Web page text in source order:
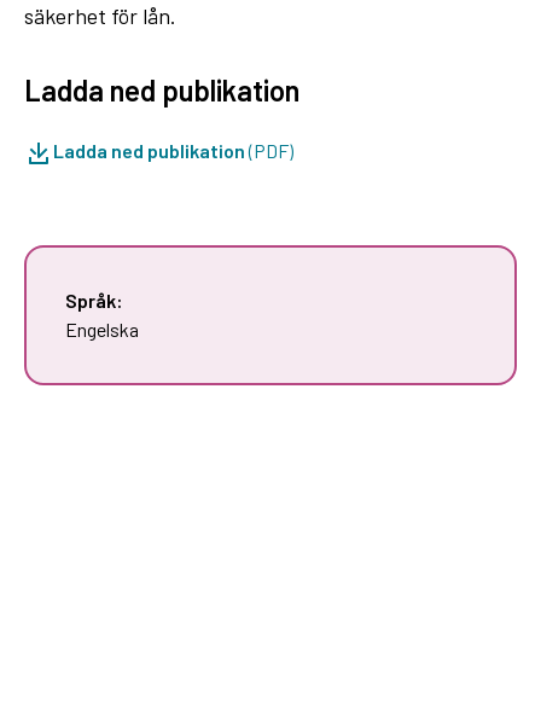
säkerhet för lån.
Ladda ned publikation
Ladda ned publikation(PDF)
Språk:
Engelska